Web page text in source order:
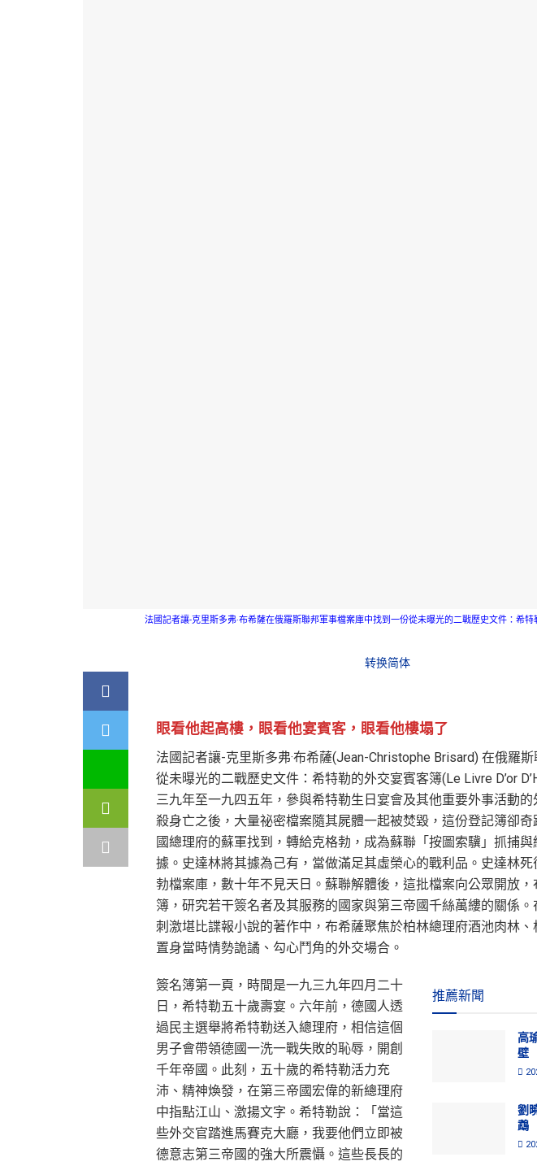
法國記者讓-克里斯多弗·布希薩在俄羅斯聯邦軍事檔案庫中找到一份從未曝光的二戰歷史文件：希
转换简体
眼看他起高樓，眼看他宴賓客，眼看他樓塌了
法國記者讓-克里斯多弗·布希薩(Jean-Christophe Brisard) 在俄羅
從未曝光的二戰歷史文件：希特勒的外交宴賓客簿(Le Livre D’or
三九年至一九四五年，參與希特勒生日宴會及其他重要外事活動
殺身亡之後，大量祕密檔案隨其屍體一起被焚毀，這份登記簿卻
國總理府的蘇軍找到，轉給克格勃，成為蘇聯「按圖索驥」抓捕
據。史達林將其據為己有，當做滿足其虛榮心的戰利品。史達林
勃檔案庫，數十年不見天日。蘇聯解體後，這批檔案向公眾開放
簿，研究若干簽名者及其服務的國家與第三帝國千絲萬縷的關係
刺激堪比諜報小說的著作中，布希薩聚焦於柏林總理府酒池肉林
置身當時情勢詭譎、勾心鬥角的外交場合。
推薦新聞
高
壁
劉
鵡
簽名簿第一頁，時間是一九三九年四月二十
日，希特勒五十歲壽宴。六年前，德國人透
過民主選舉將希特勒送入總理府，相信這個
男子會帶領德國一洗一戰失敗的恥辱，開創
千年帝國。此刻，五十歲的希特勒活力充
沛、精神煥發，在第三帝國宏偉的新總理府
中指點江山、激揚文字。希特勒說：「當這
些外交官踏進馬賽克大廳，我要他們立即被
德意志第三帝國的強大所震懾。這些長長的